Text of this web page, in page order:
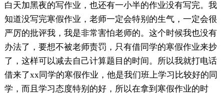
白天加黑夜的写作业，也还有一小半的作业没有写完。我
知道没写完寒假作业，老师一定会特别的生气，一定会很
严厉的批评我，我是非常害怕老师的。这个时候我也没有
办法了，要想不被老师责罚，只有借同学的寒假作业来抄
了，这样可以减去自己计算题目的时间。所以我就打电话
借来了xx同学的寒假作业，他是我们班上学习比较好的同
学，而且学习态度特别的好，所以在拿到寒假作业的时